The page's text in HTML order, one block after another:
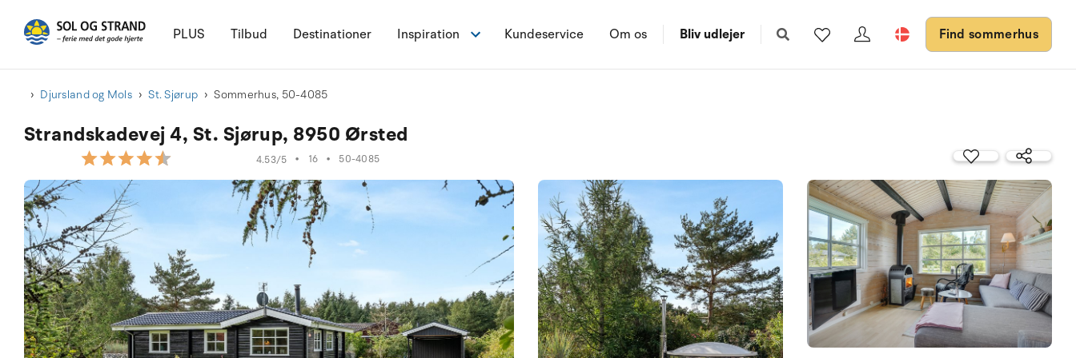
PLUS Tilbud Destinationer Inspiration Kundeservice Om os Bliv udlejer Find sommerhus
Djursland og Mols St. Sjørup Sommerhus, 50-4085
Strandskadevej 4, St. Sjørup, 8950 Ørsted
4.53/5 • 16 • 50-4085